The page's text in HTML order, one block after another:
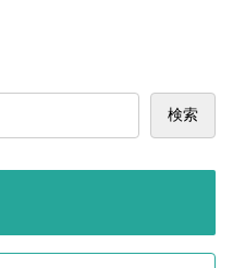
検索